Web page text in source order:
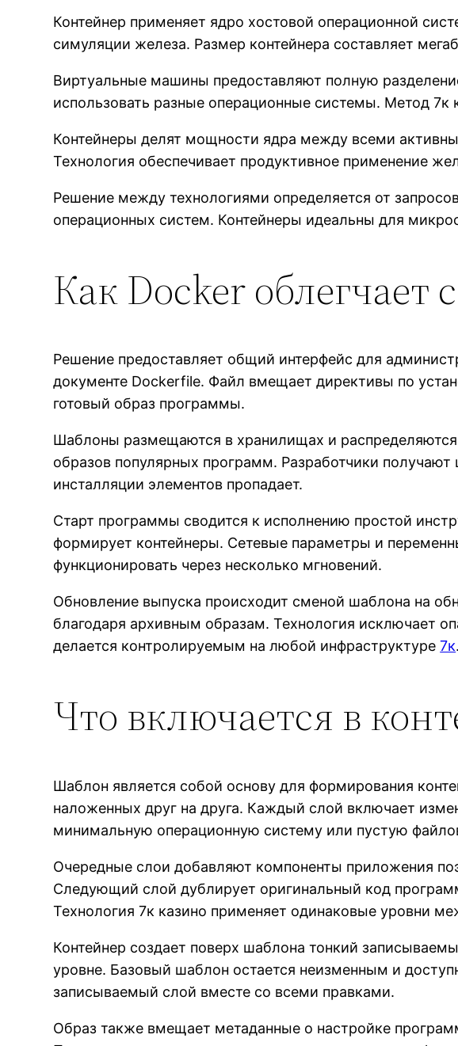
Контейнер применяет ядро хостовой операционной
симуляции железа. Размер контейнера составляет
Виртуальные машины предоставляют полную
использовать разные операционные системы. Метод
Контейнеры делят мощности ядра между всеми
Технология обеспечивает продуктивное применение
Решение между технологиями определяется от
операционных систем. Контейнеры идеальны для
Как Docker
Решение предоставляет общий интерфейс для
документе Dockerfile. Файл вмещает директивы по
готовый образ программы.
Шаблоны размещаются в хранилищах и
образов популярных программ. Разработчики
инсталляции элементов пропадает.
Старт программы сводится к исполнению простой
формирует контейнеры. Сетевые параметры и
функционировать через несколько мгновений.
Обновление выпуска происходит сменой шаблона на
благодаря архивным образам. Технология исключает
делается контролируемым на любой инфраструктуре7к.
Что включается в
Шаблон является собой основу для формирования
наложенных друг на друга. Каждый слой включает
минимальную операционную систему или пустую
Очередные слои добавляют компоненты приложения
Следующий слой дублирует оригинальный код
Технология 7к казино применяет одинаковые уровни
Контейнер создает поверх шаблона тонкий
уровне. Базовый шаблон остается неизменным и
записываемый слой вместе со всеми правками.
Образ также вмещает метаданные о настройке